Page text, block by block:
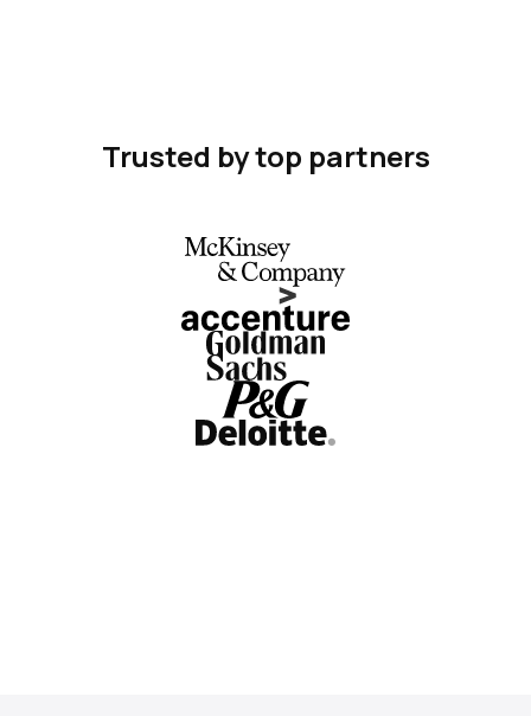
Trusted by top partners